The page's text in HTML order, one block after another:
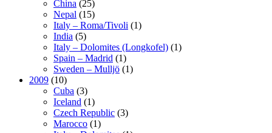
China (25)
Nepal (15)
Italy – Roma/Tivoli (1)
India (5)
Italy – Dolomites (Longkofel) (1)
Spain – Madrid (1)
Sweden – Mulljö (1)
2009 (10)
Cuba (3)
Iceland (1)
Czech Republic (3)
Marocco (1)